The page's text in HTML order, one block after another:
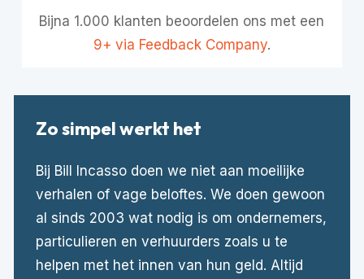
Bijna 1.000 klanten beoordelen ons met een
9+ via Feedback Company.
Zo simpel werkt het
Bij Bill Incasso doen we niet aan moeilijke
verhalen of vage beloftes. We doen gewoon
al sinds 2003 wat nodig is om ondernemers,
particulieren en verhuurders zoals u te
helpen met het innen van hun geld. Altijd